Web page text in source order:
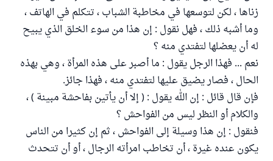
زناها ، لكن لتوسعها في مخاطبة الشباب ، تتكلم في الهاتف ،
وما أشبه ذلك ، فهل نقول : إن هذا من سوء الخلق الذي يبيح
له أن يعضلها لتفتدي منه ؟
نعم ... فهذا الرجل يقول : ما أصبر على هذه المرأة ، وهي بهذه
الحال ، فصار يضيق عليها لتفتدي منه ، فهذا جائز.
فإن قال قائل : إن الله يقول : ( إلا أن يأتين بفاحشة مبينة ) ،
والكلام أو النظر ليس من الفواحش ؟
فنقول : إن هذا وسيلة إلى الفواحش ، ثم إن كثيرا من الناس
يكون عنده غيرة ، أن تخاطب امرأته الرجال ، أو أن تتحدث